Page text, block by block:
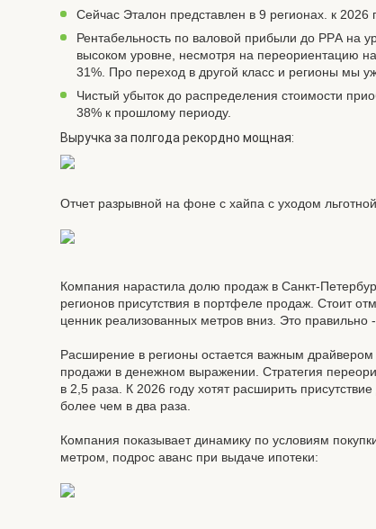
Сейчас Эталон представлен в 9 регионах. к 2026
Рентабельность по валовой прибыли до PPА на
высоком уровне, несмотря на переориентацию
31%. Про переход в другой класс и регионы мы
Чистый убыток до распределения стоимости
38% к прошлому периоду.
Выручка за полгода рекордно мощная:
Отчет разрывной на фоне с хайпа с уходом
Компания нарастила долю продаж в Санкт-
регионов присутствия в портфеле продаж. Стоит
ценник реализованных метров вниз. Это
Расширение в регионы остается важным
продажи в денежном выражении. Стратегия
в 2,5 раза. К 2026 году хотят расширить
более чем в два раза.
Компания показывает динамику по условиям
метром, подрос аванс при выдаче ипотеки: